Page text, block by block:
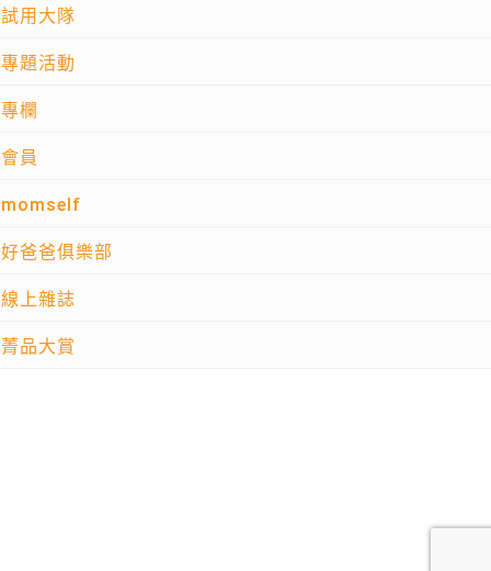
試用大隊
專題活動
專欄
會員
momself
好爸爸俱樂部
線上雜誌
菁品大賞